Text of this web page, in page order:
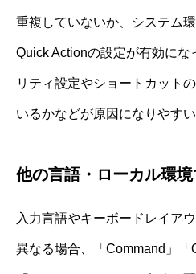
重複していないか、システム
Quick Actionの設定が有効に
リティ設定やショートカット
いるかなどが原因になりやすい
他の言語・ローカル環
入力言語やキーボードレイア
異なる場合、「Command」「